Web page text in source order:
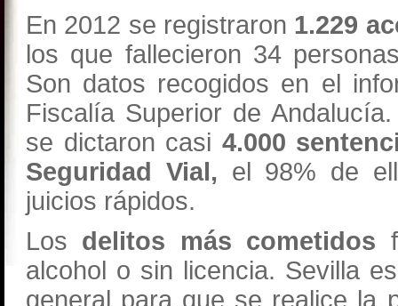
En 2012 se registraron 1.229
los que fallecieron 34
Son datos recogidos en el
Fiscalía Superior de
se dictaron casi 4.000
Seguridad Vial, el 98% de
juicios rápidos.
Los delitos más cometidos
alcohol o sin licencia. Sevilla
general para que se realice la